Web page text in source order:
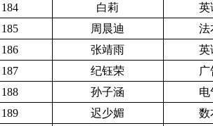
184
白莉
英
185
周晨迪
法
186
张靖雨
英
187
纪钰荣
广
188
孙子涵
电
189
迟少媚
数